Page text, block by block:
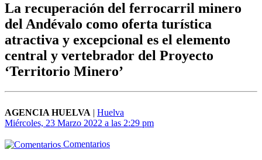
La recuperación del ferrocarril minero
del Andévalo como oferta turística
atractiva y excepcional es el elemento
central y vertebrador del Proyecto
‘Territorio Minero’
AGENCIA HUELVA | Huelva
Miércoles, 23 Marzo 2022 a las 2:29 pm
Comentarios